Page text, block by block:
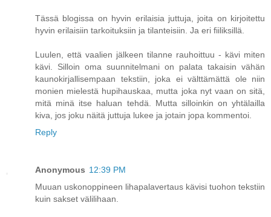
Tässä blogissa on hyvin erilaisia juttuja, joita on kirjoitettu
hyvin erilaisiin tarkoituksiin ja tilanteisiin. Ja eri fiiliksillä.
Luulen, että vaalien jälkeen tilanne rauhoittuu - kävi miten
kävi. Silloin oma suunnitelmani on palata takaisin vähän
kaunokirjallisempaan tekstiin, joka ei välttämättä ole niin
monien mielestä hupihauskaa, mutta joka nyt vaan on sitä,
mitä minä itse haluan tehdä. Mutta silloinkin on yhtälailla
kiva, jos joku näitä juttuja lukee ja jotain jopa kommentoi.
Reply
Anonymous 12:39 PM
Muuan uskonoppineen lihapalavertaus kävisi tuohon tekstiin
kuin sakset välilihaan.